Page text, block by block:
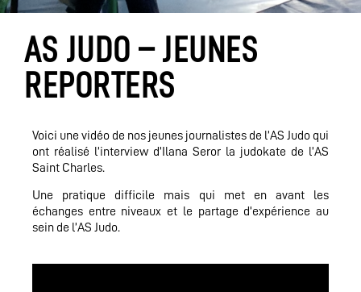
AS JUDO – JEUNES
REPORTERS
Voici une vidéo de nos jeunes journalistes de l’AS Judo qui
ont réalisé l’interview d’Ilana Seror la judokate de l’AS
Saint Charles.
Une pratique difficile mais qui met en avant les
échanges entre niveaux et le partage d’expérience au
sein de l’AS Judo.